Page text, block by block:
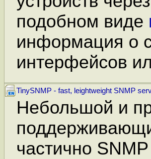
подобном виде
информация о
интерфейсов
TinySNMP - fast, leightweight SNMP
Небольшой и
частично SNMP